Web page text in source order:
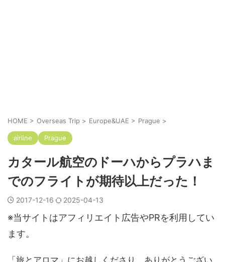
HOME > Overseas Trip > Europe&UAE > Prague >
airline Prague
カタール航空のドーハからプラハま
でのフライトが期待以上だった！
2017-12-16 2025-04-13
※当サイトはアフィリエイト広告やPRを利用してい
ます。
「旅とアロマ」にお越しくださり、ありがとうござい